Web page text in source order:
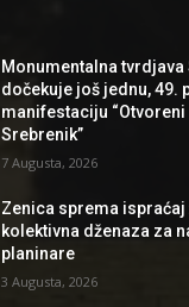
Monumentalna
dočekuje još jednu, 49.
manifestaciju
Srebrenik”
7 Augusta, 2026
Zenica sprema ispraćaj
kolektivna dženaza za
planinare
3 Augusta, 2026